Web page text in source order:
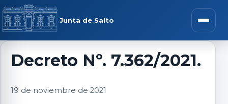
Saltar al contenido
Junta de Salto Abrir
menú
Decreto Nº. 7.362/2021.
19 de noviembre de 2021